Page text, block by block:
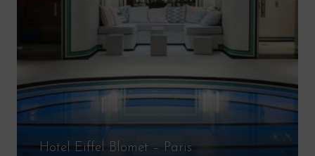
Hotel Eiffel Blomet – Paris